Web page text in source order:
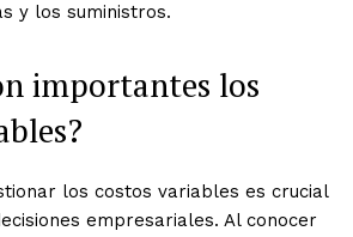
y los suministros.
importantes los
los costos variables es crucial
empresariales. Al conocer